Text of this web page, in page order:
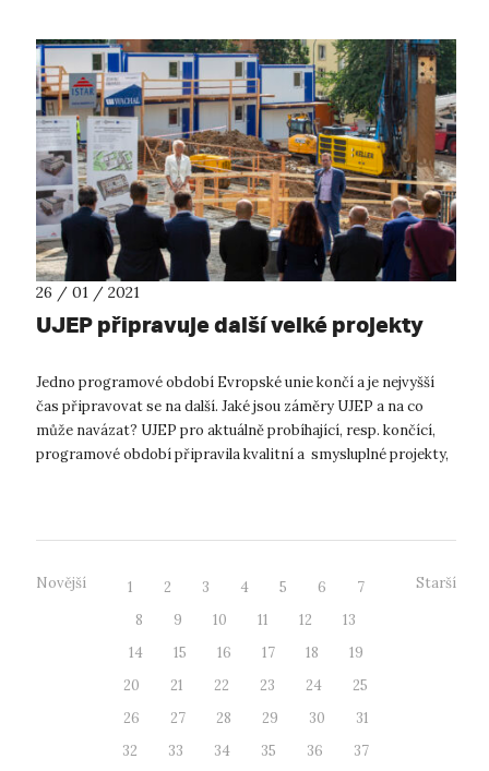
26 / 01 / 2021
UJEP připravuje další velké projekty
Jedno programové období Evropské unie končí a je nejvyšší
čas připravovat se na další. Jaké jsou záměry UJEP a na co
může navázat? UJEP pro aktuálně probíhající, resp. končící,
programové období připravila kvalitní a smysluplné projekty,
Novější 1 2 3 4 5 6
7
8
9 10 11 12
13
14
15 16 17 18
19
20
21 22 23 24
25
26
27 28 29 30
31
32
33 34 35 36
37
Starší